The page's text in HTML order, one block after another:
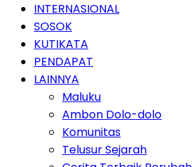
INTERNASIONAL
SOSOK
KUTIKATA
PENDAPAT
LAINNYA
Maluku
Ambon Dolo-dolo
Komunitas
Telusur Sejarah